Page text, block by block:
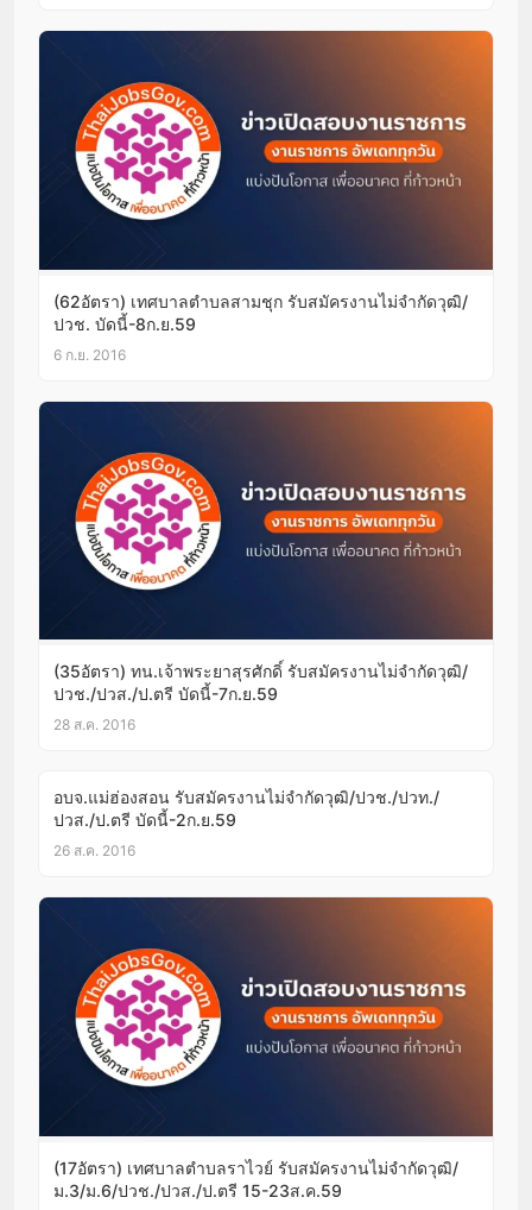
(62อัตรา) เทศบาลตำบลสามชุก รับสมัครงานไม่จำกัดวุฒิ/
ปวช. บัดนี้-8ก.ย.59
6 ก.ย. 2016
(35อัตรา) ทน.เจ้าพระยาสุรศักดิ์ รับสมัครงานไม่จำกัดวุฒิ/
ปวช./ปวส./ป.ตรี บัดนี้-7ก.ย.59
28 ส.ค. 2016
อบจ.แม่ฮ่องสอน รับสมัครงานไม่จำกัดวุฒิ/ปวช./ปวท./
ปวส./ป.ตรี บัดนี้-2ก.ย.59
26 ส.ค. 2016
(17อัตรา) เทศบาลตำบลราไวย์ รับสมัครงานไม่จำกัดวุฒิ/
ม.3/ม.6/ปวช./ปวส./ป.ตรี 15-23ส.ค.59